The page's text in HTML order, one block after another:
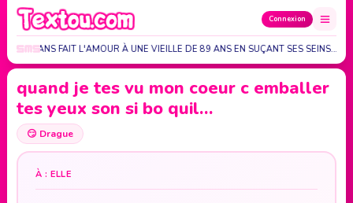
Connexion
DE 90 ANS FAIT L'AMOUR À UNE VIEILLE DE 89 ANS EN SUÇANT SES SEINS.…
quand je tes vu mon coeur c emballer
tes yeux son si bo quil…
😏 Drague
À : ELLE